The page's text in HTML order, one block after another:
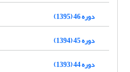
دوره 46 (1395)
دوره 45 (1394)
دوره 44 (1393)